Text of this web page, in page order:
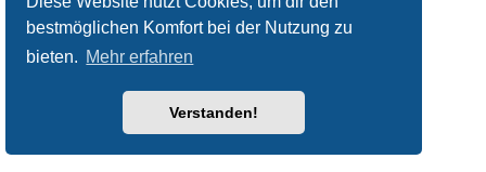
bestmöglichen Komfort bei der Nutzung zu
bieten. Mehr erfahren
Verstanden!
Deutsche Übersetzung durch
Datenschutz|Nutzungsbedingungen